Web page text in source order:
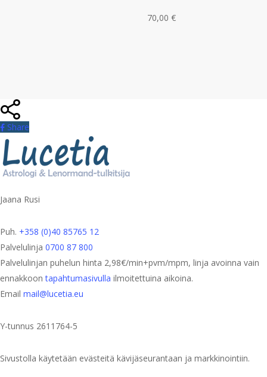
70,00€
Share
Share
Jaana Rusi
Puh. +358 (0)40 85765 12
Palvelulinja 0700 87 800
Palvelulinjan puhelun hinta 2,98€/min+pvm/mpm, linja avoinna vain
ennakkoontapahtumasivulla ilmoitettuina aikoina.
Email mail@lucetia.eu
Y-tunnus 2611764-5
Sivustolla käytetään evästeitä kävijäseurantaan ja markkinointiin.